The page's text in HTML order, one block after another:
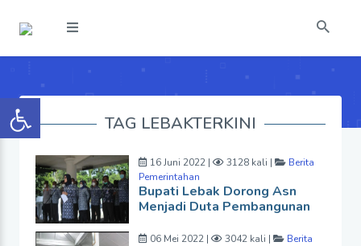
TAG LEBAKTERKINI
16 Juni 2022 | 3128 kali |
Berita
Pemerintahan
Bupati Lebak Dorong Asn
Menjadi Duta Pembangunan
06 Mei 2022 | 3042 kali |
Berita